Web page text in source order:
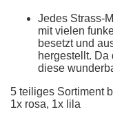
Jedes Strass-
mit vielen
besetzt und
hergestellt. Da
diese
5 teiliges Sortiment
1x rosa, 1x lila